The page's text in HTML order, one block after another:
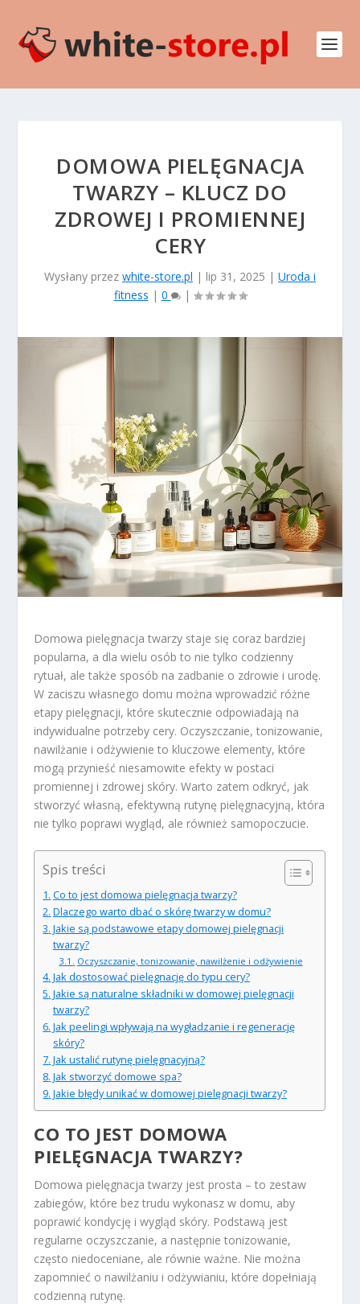
DOMOWA PIELĘGNACJA
TWARZY – KLUCZ DO
ZDROWEJ I PROMIENNEJ
CERY
Wysłany przez white-store.pl | lip 31, 2025 | Uroda i
fitness | 0 |
Domowa pielęgnacja twarzy staje się coraz bardziej
popularna, a dla wielu osób to nie tylko codzienny
rytuał, ale także sposób na zadbanie o zdrowie i urodę.
W zaciszu własnego domu można wprowadzić różne
etapy pielęgnacji, które skutecznie odpowiadają na
indywidualne potrzeby cery. Oczyszczanie, tonizowanie,
nawilżanie i odżywienie to kluczowe elementy, które
mogą przynieść niesamowite efekty w postaci
promiennej i zdrowej skóry. Warto zatem odkryć, jak
stworzyć własną, efektywną rutynę pielęgnacyjną, która
nie tylko poprawi wygląd, ale również samopoczucie.
Spis treści
Co to jest domowa pielęgnacja twarzy?
Dlaczego warto dbać o skórę twarzy w domu?
Jakie są podstawowe etapy domowej pielęgnacji
twarzy?
Oczyszczanie, tonizowanie, nawilżenie i odżywienie
Jak dostosować pielęgnację do typu cery?
Jakie są naturalne składniki w domowej pielęgnacji
twarzy?
Jak peelingi wpływają na wygładzanie i regenerację
skóry?
Jak ustalić rutynę pielęgnacyjną?
Jak stworzyć domowe spa?
Jakie błędy unikać w domowej pielęgnacji twarzy?
CO TO JEST DOMOWA
PIELĘGNACJA TWARZY?
Domowa pielęgnacja twarzy jest prosta – to zestaw
zabiegów, które bez trudu wykonasz w domu, aby
poprawić kondycję i wygląd skóry. Podstawą jest
regularne oczyszczanie, a następnie tonizowanie,
często niedoceniane, ale równie ważne. Nie można
zapomnieć o nawilżaniu i odżywianiu, które dopełniają
codzienną rutynę.